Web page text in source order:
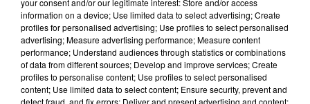
"montée"uniquement. La mairie précise que le
carrefour Aini - Varende - Taunton restera ouvert
pendant tout le chantier.
SITÔT GRATTÉE, LA CHAUSSÉE SERA
LIBÉRÉE
information on a device; Use limited data to select advertising; Create
profiles for personalised advertising; Use profiles to select personalised
advertising; Measure advertising performance; Measure content
performance; Understand audiences through statistics or combinations
of data from different sources; Develop and improve services; Create
profiles to personalise content; Use profiles to select personalised
content; Use limited data to select content; Ensure security, prevent and
detect fraud, and fix errors; Deliver and present advertising and content;